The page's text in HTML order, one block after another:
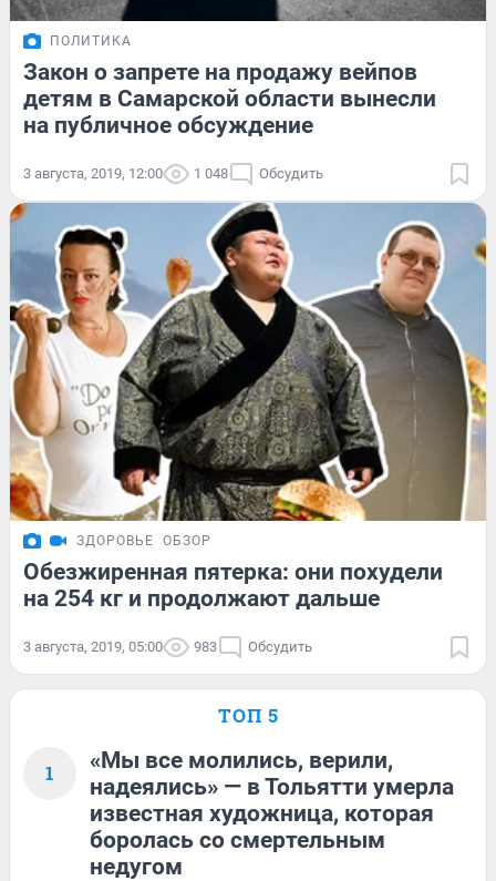
ПОЛИТИКА
Закон о запрете на продажу вейпов
детям в Самарской области вынесли
на публичное обсуждение
3 августа, 2019, 12:00 1 048 Обсудить
ЗДОРОВЬЕ ОБЗОР
Обезжиренная пятерка: они похудели
на 254 кг и продолжают дальше
3 августа, 2019, 05:00 983 Обсудить
ТОП 5
1
«Мы все молились, верили,
надеялись» — в Тольятти умерла
известная художница, которая
боролась со смертельным
недугом